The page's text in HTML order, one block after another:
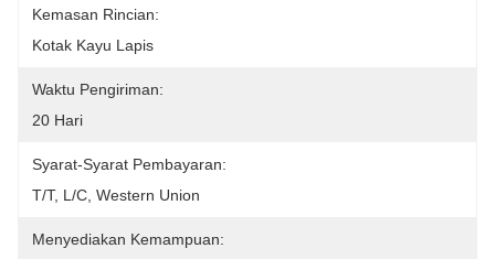
Kemasan Rincian:
Kotak Kayu Lapis
Waktu Pengiriman:
20 Hari
Syarat-Syarat Pembayaran:
T/T, L/C, Western Union
Menyediakan Kemampuan: